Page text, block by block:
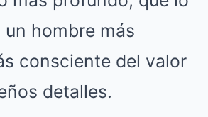
hombre más
consciente del valor
detalles.